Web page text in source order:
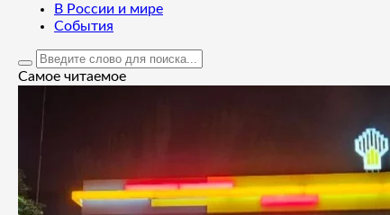
В России и мире
События
Самое читаемое